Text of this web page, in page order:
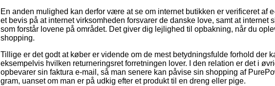
En anden mulighed kan derfor være at se om internet butikken er verificeret
et bevis på at internet virksomheden forsvarer de danske love, samt at internet
som forstår lovene på området. Det giver dig lejlighed til opbakning, når du
shopping.
Tillige er det godt at køber er vidende om de mest betydningsfulde forhold der
eksempelvis hvilken returneringsret forretningen lover. I den relation er det i
opbevarer sin faktura e-mail, så man senere kan påvise sin shopping af
gram, uanset om man er på udkig efter et produkt til en dreng eller pige.